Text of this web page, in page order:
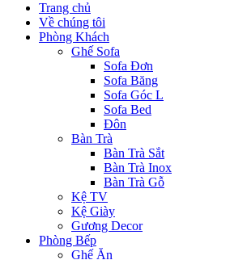
Trang chủ
Về chúng tôi
Phòng Khách
Ghế Sofa
Sofa Đơn
Sofa Băng
Sofa Góc L
Sofa Bed
Đôn
Bàn Trà
Bàn Trà Sắt
Bàn Trà Inox
Bàn Trà Gỗ
Kệ TV
Kệ Giày
Gương Decor
Phòng Bếp
Ghế Ăn